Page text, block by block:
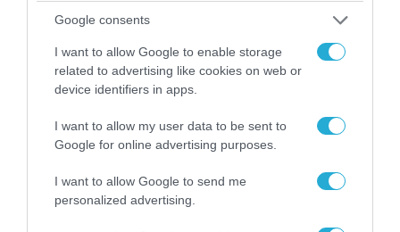
Google consents
I want to allow Google to enable storage
related to advertising like cookies on web or
device identifiers in apps.
I want to allow my user data to be sent to
Google for online advertising purposes.
I want to allow Google to send me
personalized advertising.
06.08.2026 | 14:02
«Επιχείρηση ελεύθερα πεζοδρόμια» στην
Αθήνα: Απομακρύνθηκαν παράνομα
αντικείμενα από κοινόχρηστους χώρους